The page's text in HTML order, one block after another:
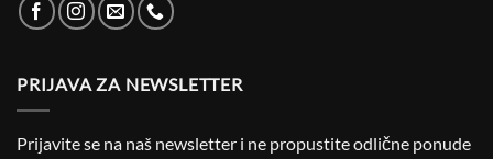
PRIJAVA ZA NEWSLETTER
Prijavite se na naš newsletter i ne propustite odlične ponude